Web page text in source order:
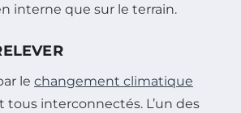
interne que sur le terrain.
le changement climatique
interconnectés. L’un des